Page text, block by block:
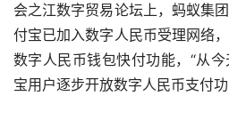
会之江数字贸易论坛上，蚂蚁集
付宝已加入数字人民币受理网络
数字人民币钱包快付功能，“从
宝用户逐步开放数字人民币支付